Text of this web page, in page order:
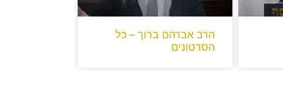
הרב אברהם ברוך – כל
הסרטונים